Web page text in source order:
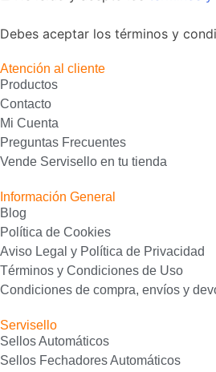
Debes aceptar los términos y
Atención al cliente
Productos
Contacto
Mi Cuenta
Preguntas Frecuentes
Vende Servisello en tu tienda
Información General
Blog
Política de Cookies
Aviso Legal y Política de Privacidad
Términos y Condiciones de Uso
Condiciones de compra, envíos y
Servisello
Sellos Automáticos
Sellos Fechadores Automáticos